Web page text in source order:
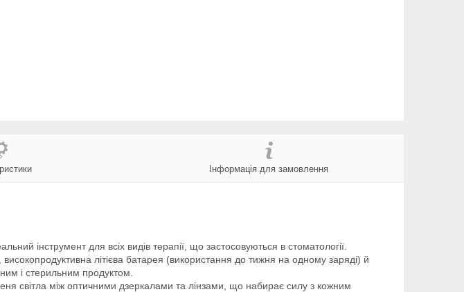
Інформація для замовлення
інструмент для всіх видів терапії, що застосовуються в стоматології.
літієва батарея (використання до тижня на одному заряді) й
і стерильним продуктом.
світла між оптичними дзеркалами та лінзами, що набирає силу з кожним